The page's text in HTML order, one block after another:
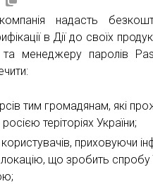
надасть
в Дії до своїх
та менеджеру паролів
тим громадянам, які
теріторіях України;
користувачів, приховуючи
що зробить спробу